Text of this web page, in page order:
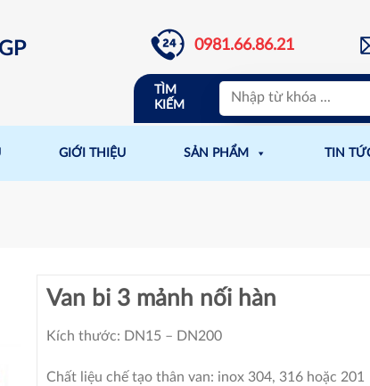
0981.66.86.21
TÌM
KIẾM
GIỚI THIỆU SẢN PHẨM TIN
Van bi 3 mảnh nối hàn
Kích thước: DN15 – DN200
Chất liệu chế tạo thân van: inox 304, 316 hoặc 201